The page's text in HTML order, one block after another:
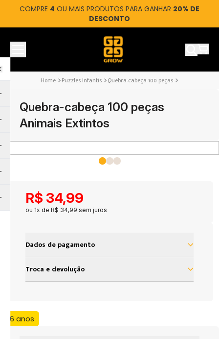
COMPRE 4 OU MAIS PRODUTOS PARA GANHAR 20% DE
DESCONTO
Ver
Puzzles Infantis Quebra-cabeça 100 peças
Quebra-cabeça 100 peças
Animais Extintos
R$ 34,99
ou 1x de R$ 34,99 sem juros
Dados de pagamento
à vista R$ 34,99
Troca e devolução
Assim, definimos uma política de troca e devolução
baseada no código de defesa do consumidor que
+6 anos